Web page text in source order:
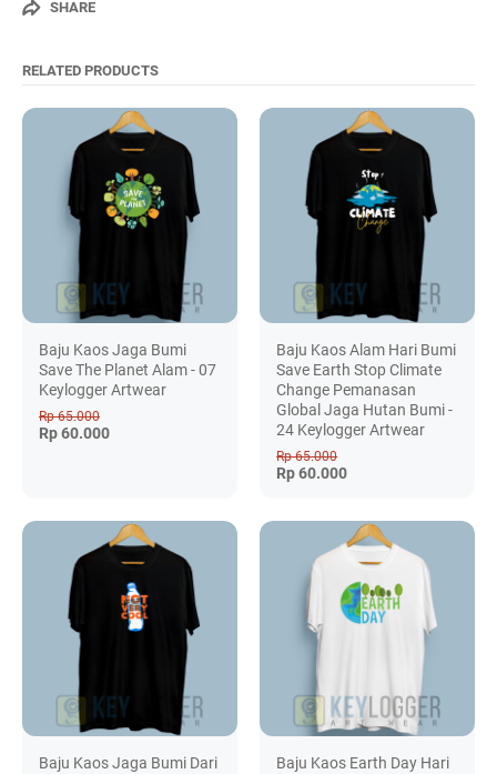
SHARE
RELATED PRODUCTS
Baju Kaos Jaga Bumi
Save The Planet Alam - 07
Keylogger Artwear
Rp 65.000
Rp 60.000
Baju Kaos Alam Hari Bumi
Save Earth Stop Climate
Change Pemanasan
Global Jaga Hutan Bumi -
24 Keylogger Artwear
Rp 65.000
Rp 60.000
Baju Kaos Jaga Bumi Dari
Baju Kaos Earth Day Hari